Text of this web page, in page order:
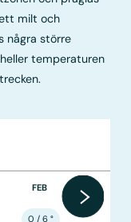
milt och
några större
temperaturen
FEB
0 / 6 °